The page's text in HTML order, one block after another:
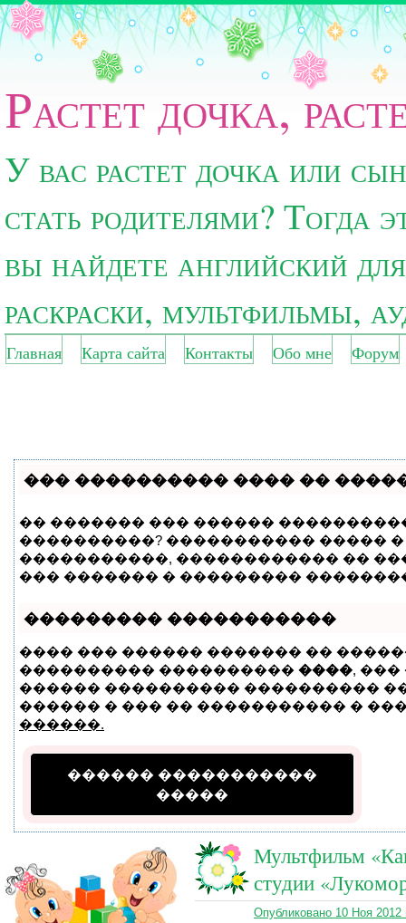
Растет дочка,
У вас растет дочка или
стать родителями? Тогда
вы найдете английский
раскраски, мультфильмы,
Главная Карта сайта Контакты Обо мне Форум
��� ���������� ���� ��
�� ������� ��� ������
����������? ����������� �����
�����������, ������������ ��
��� ������� � ���������
��������� �����������
���� ��� ������ ������� ��
���������� ���������� ����,
������ ���������� ����������
������ � ��� �� ����������� �
������.
������ �����������
�����
Мультфильм
студии
Опубликовано 10 Ноя 2012